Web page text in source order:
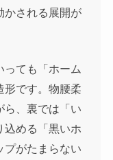
かされる展開が
っても「ホーム
形です。物腰柔
ら、裏では「い
込める「黒いホ
プがたまらない